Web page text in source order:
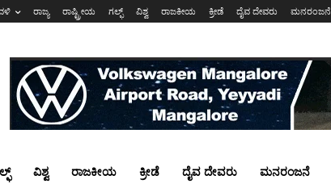
ರಾಜ್ಯ ರಾಷ್ಟ್ರೀಯ ಗಲ್ಫ್ ವಿಶ್ವ ರಾಜಕೀಯ ಕ್ರೀಡೆ ದೈವ ದೇವರು ಮನರಂಜನೆ
ವಿಶ್ವ ರಾಜಕೀಯ ಕ್ರೀಡೆ ದೈವ ದೇವರು ಮನರಂಜನೆ